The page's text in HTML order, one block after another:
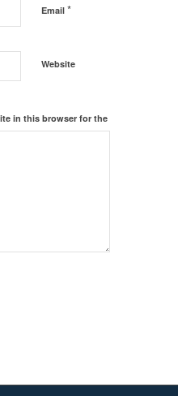
Email *
Website
in this browser for the